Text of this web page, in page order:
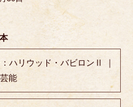
ハリウッド・バビロンⅡ ｜
能